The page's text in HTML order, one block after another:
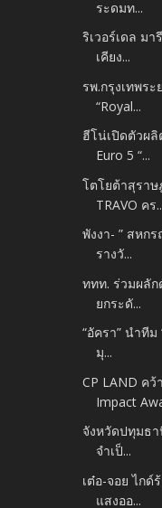
ระดมท...
ริเวอร์เดล ม
เคียง...
รพ.กรุงเทพร
“Royal...
ฮีโน่เปิดตัวผ
Euro 5 “...
โตโยต้าสุราษ
TRAVO คร
พังงา- ” สหก
รางวั...
ททท. ร่วมผลัก
ยกระดั...
“อัครา” นำที
มุ...
CP LAND คว้
Impact
จังหวัดปทุมธ
จำเป็...
เต๋อ-จอย ไก
แสงออ...